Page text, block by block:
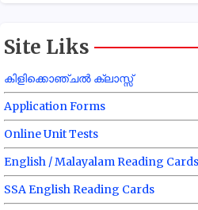
Site Liks
കിളിക്കൊഞ്ചൽ ക്ലാസ്സ്
Application Forms
Online Unit Tests
English / Malayalam Reading Cards
SSA English Reading Cards